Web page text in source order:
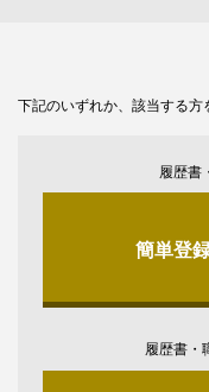
下記のいずれか、該当する方
履歴書
簡単登
履歴書・